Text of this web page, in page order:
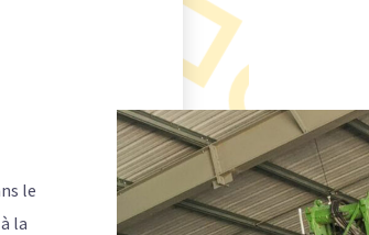
le
la